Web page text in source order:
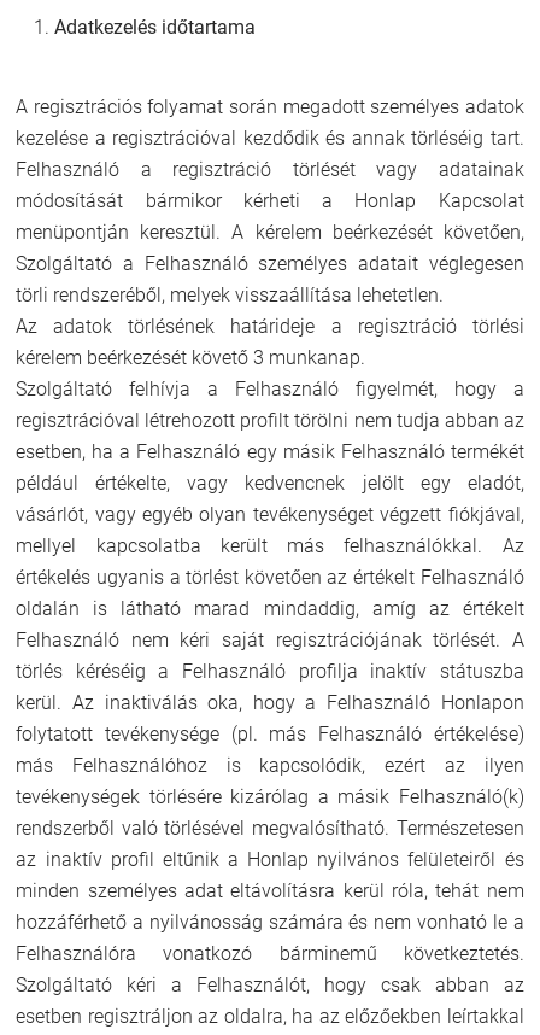
Adatkezelés időtartama
A regisztrációs folyamat során megadott személyes adatok
kezelése a regisztrációval kezdődik és annak törléséig tart.
Felhasználó a regisztráció törlését vagy adatainak
módosítását bármikor kérheti a Honlap Kapcsolat
menüpontján keresztül. A kérelem beérkezését követően,
Szolgáltató a Felhasználó személyes adatait véglegesen
törli rendszeréből, melyek visszaállítása lehetetlen.
Az adatok törlésének határideje a regisztráció törlési
kérelem beérkezését követő 3 munkanap.
Szolgáltató felhívja a Felhasználó figyelmét, hogy a
regisztrációval létrehozott profilt törölni nem tudja abban az
esetben, ha a Felhasználó egy másik Felhasználó termékét
például értékelte, vagy kedvencnek jelölt egy eladót,
vásárlót, vagy egyéb olyan tevékenységet végzett fiókjával,
mellyel kapcsolatba került más felhasználókkal. Az
értékelés ugyanis a törlést követően az értékelt Felhasználó
oldalán is látható marad mindaddig, amíg az értékelt
Felhasználó nem kéri saját regisztrációjának törlését. A
törlés kéréséig a Felhasználó profilja inaktív státuszba
kerül. Az inaktiválás oka, hogy a Felhasználó Honlapon
folytatott tevékenysége (pl. más Felhasználó értékelése)
más Felhasználóhoz is kapcsolódik, ezért az ilyen
tevékenységek törlésére kizárólag a másik Felhasználó(k)
rendszerből való törlésével megvalósítható. Természetesen
az inaktív profil eltűnik a Honlap nyilvános felületeiről és
minden személyes adat eltávolításra kerül róla, tehát nem
hozzáférhető a nyilvánosság számára és nem vonható le a
Felhasználóra vonatkozó bárminemű következtetés.
Szolgáltató kéri a Felhasználót, hogy csak abban az
esetben regisztráljon az oldalra, ha az előzőekben leírtakkal